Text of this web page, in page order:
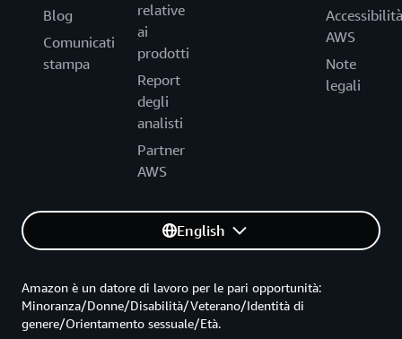
Blog
Comunicati
stampa
relative
ai
prodotti
Report
degli
analisti
Partner
AWS
Accessibilità
AWS
Note
legali
English
Amazon è un datore di lavoro per le pari opportunità:
Minoranza/Donne/Disabilità/Veterano/Identità di
genere/Orientamento sessuale/Età.